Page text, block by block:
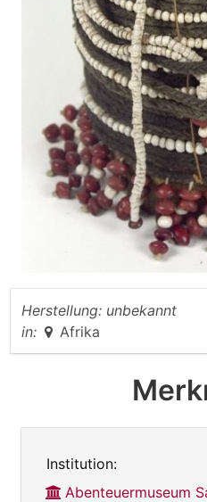
Herstellung: unbekannt
in:
Afrika
Institution:
Abenteuermuseum